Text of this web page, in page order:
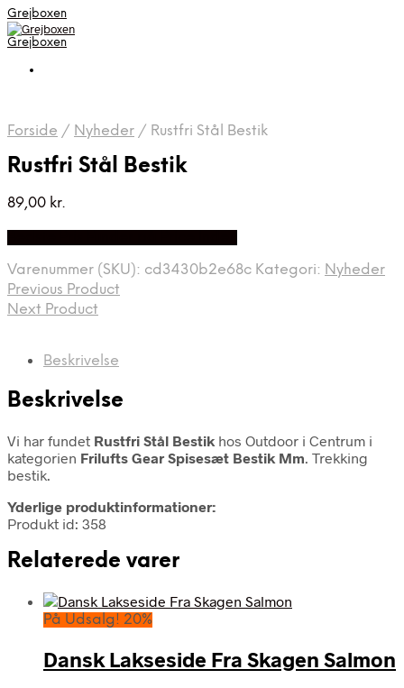
Grejboxen
Grejboxen
Forside / Nyheder / Rustfri Stål Bestik
Rustfri Stål Bestik
89,00 kr.
Varenummer (SKU): cd3430b2e68c Kategori: Nyheder
Previous Product
Next Product
Beskrivelse
Beskrivelse
Vi har fundet Rustfri Stål Bestik hos Outdoor i Centrum i
kategorien Frilufts Gear Spisesæt Bestik Mm. Trekking
bestik.
Yderlige produktinformationer:
Produkt id: 358
Relaterede varer
På Udsalg! 20%
Dansk Lakseside Fra Skagen Salmon